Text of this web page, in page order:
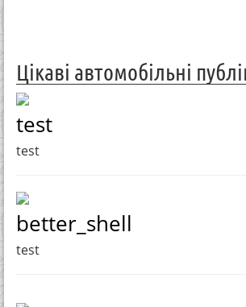
Цікаві автомобільні
test
test
better_shell
test